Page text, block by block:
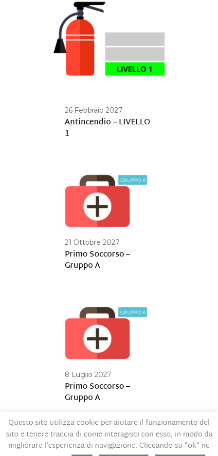
26 Febbraio 2027
Antincendio – LIVELLO
1
21 Ottobre 2027
Primo Soccorso –
Gruppo A
8 Luglio 2027
Primo Soccorso –
Gruppo A
Contatti
Privacy Policy
Codice Etico
MOG – Parte generale
Questo sito utilizza cookie per aiutare il funzionamento del
sito e tenere traccia di come interagisci con esso, in modo da
migliorare l'esperienza di navigazione. Cliccando su "ok" ne